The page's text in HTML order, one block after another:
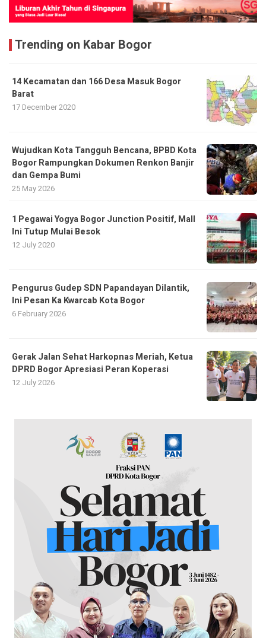
Trending on Kabar Bogor
14 Kecamatan dan 166 Desa Masuk Bogor
Barat
17 December 2020
​Wujudkan Kota Tangguh Bencana, BPBD Kota
Bogor Rampungkan Dokumen Renkon Banjir
dan Gempa Bumi
25 May 2026
1 Pegawai Yogya Bogor Junction Positif, Mall
Ini Tutup Mulai Besok
12 July 2020
Pengurus Gudep SDN Papandayan Dilantik,
Ini Pesan Ka Kwarcab Kota Bogor
6 February 2026
Gerak Jalan Sehat Harkopnas Meriah, Ketua
DPRD Bogor Apresiasi Peran Koperasi
12 July 2026